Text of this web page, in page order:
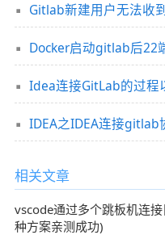
Gitlab新建用户无法收
Docker启动gitlab后22
IDEA之IDEA连接gitlab
相关文章
vscode通过多个跳板机连
种方案亲测成功)